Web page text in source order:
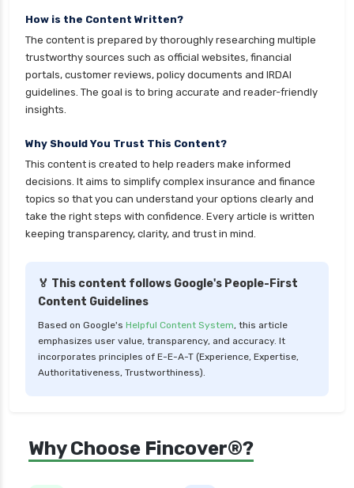
How is the Content Written?
The content is prepared by thoroughly researching multiple
trustworthy sources such as official websites, financial
portals, customer reviews, policy documents and IRDAI
guidelines. The goal is to bring accurate and reader-friendly
insights.
Why Should You Trust This Content?
This content is created to help readers make informed
decisions. It aims to simplify complex insurance and finance
topics so that you can understand your options clearly and
take the right steps with confidence. Every article is written
keeping transparency, clarity, and trust in mind.
🏅 This content follows Google's People-First
Content Guidelines
Based on Google's Helpful Content System, this article
emphasizes user value, transparency, and accuracy. It
incorporates principles of E-E-A-T (Experience, Expertise,
Authoritativeness, Trustworthiness).
Why Choose Fincover®?